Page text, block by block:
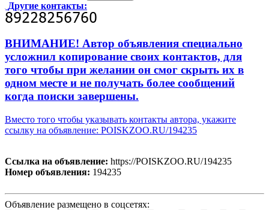
Другие контакты:
ВНИМАНИЕ! Автор объявления специально
усложнил копирование своих контактов, для
того чтобы при желании он смог скрыть их в
одном месте и не получать более сообщений
когда поиски завершены.
Вместо того чтобы указывать контакты автора, укажите
ссылку на объявление: POISKZOO.RU/194235
Ссылка на объявление: https://POISKZOO.RU/194235
Номер объявления: 194235
Объявление размещено в соцсетях: